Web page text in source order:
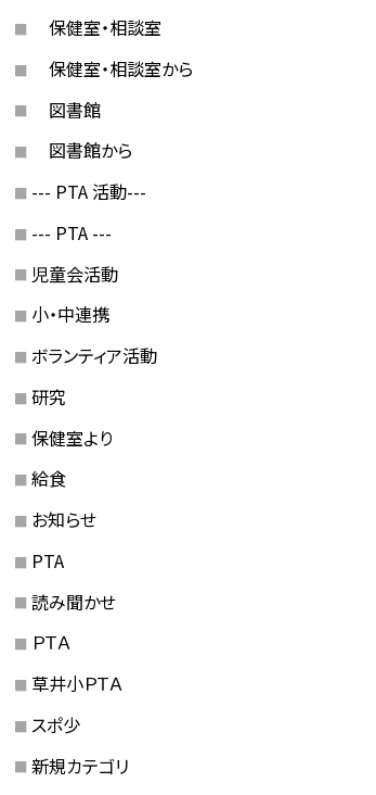
保健室・相談室
保健室・相談室から
図書館
図書館から
--- PTA 活動---
--- PTA ---
児童会活動
小・中連携
ボランティア活動
研究
保健室より
給食
お知らせ
PTA
読み聞かせ
ＰＴＡ
草井小ＰＴＡ
スポ少
新規カテゴリ